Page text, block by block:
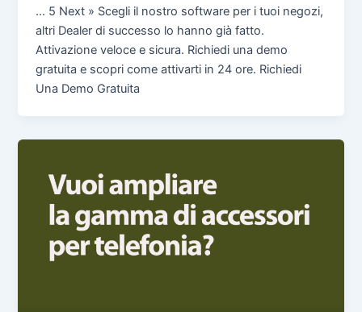
… 5 Next » Scegli il nostro software per i tuoi negozi,
altri Dealer di successo lo hanno già fatto.
Attivazione veloce e sicura. Richiedi una demo
gratuita e scopri come attivarti in 24 ore. Richiedi
Una Demo Gratuita